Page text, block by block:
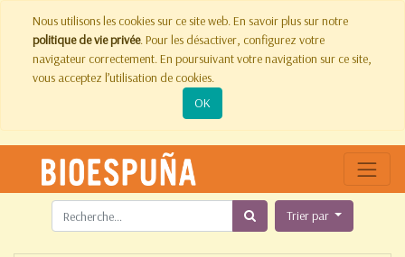
Nous utilisons les cookies sur ce site web. En savoir plus sur notre
politique de vie privée. Pour les désactiver, configurez votre
navigateur correctement. En poursuivant votre navigation sur ce site,
vous acceptez l’utilisation de cookies.
OK
Trier par